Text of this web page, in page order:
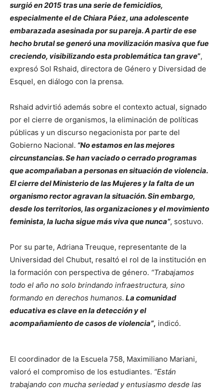
surgió en 2015 tras una serie de femicidios,
especialmente el de Chiara Páez, una adolescente
embarazada asesinada por su pareja. A partir de ese
hecho brutal se generó una movilización masiva que fue
creciendo, visibilizando esta problemática tan grave”,
expresó Sol Rshaid, directora de Género y Diversidad de
Esquel, en diálogo con la prensa.
Rshaid advirtió además sobre el contexto actual, signado
por el cierre de organismos, la eliminación de políticas
públicas y un discurso negacionista por parte del
Gobierno Nacional. “No estamos en las mejores
circunstancias. Se han vaciado o cerrado programas
que acompañaban a personas en situación de violencia.
El cierre del Ministerio de las Mujeres y la falta de un
organismo rector agravan la situación. Sin embargo,
desde los territorios, las organizaciones y el movimiento
feminista, la lucha sigue más viva que nunca”, sostuvo.
Por su parte, Adriana Treuque, representante de la
Universidad del Chubut, resaltó el rol de la institución en
la formación con perspectiva de género. “Trabajamos
todo el año no solo brindando infraestructura, sino
formando en derechos humanos. La comunidad
educativa es clave en la detección y el
acompañamiento de casos de violencia”, indicó.
El coordinador de la Escuela 758, Maximiliano Mariani,
valoró el compromiso de los estudiantes. “Están
trabajando con mucha seriedad y entusiasmo desde las